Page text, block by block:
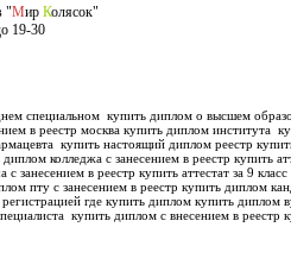
"Мир Колясок"
19-30
специальном купить диплом о высшем
в реестр москва купить диплом института
купить настоящий диплом реестр
диплом колледжа с занесением в реестр купить
с занесением в реестр купить аттестат за 9 класс
пту с занесением в реестр купить диплом
где купить диплом купить диплом
купить диплом с внесением в реестр